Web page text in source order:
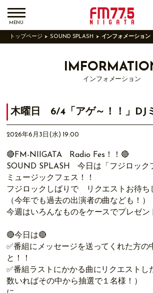
MENU
トップページ SOUND SPLASH インフォメーション
インフォメーション
木曜日 6/4「アゲ～！！」DJ
2026年6月3日(水) 19:00
🔴FM-NIIGATA Radio Fes！！🔴
SOUND SPLASH 今日は「フジロック
ミュージックフェス！！
フジロックしばりで リクエストお待ち
（今年でも過去の出演者の曲なども！）
今週はいろんなものをケースでプレゼン
🔴今日は🔴
✅番組にメッセージを送ってくれた方の
と！！
✅番組ラストにかかる曲にリクエストし
数いればその中から抽選で１名様！）